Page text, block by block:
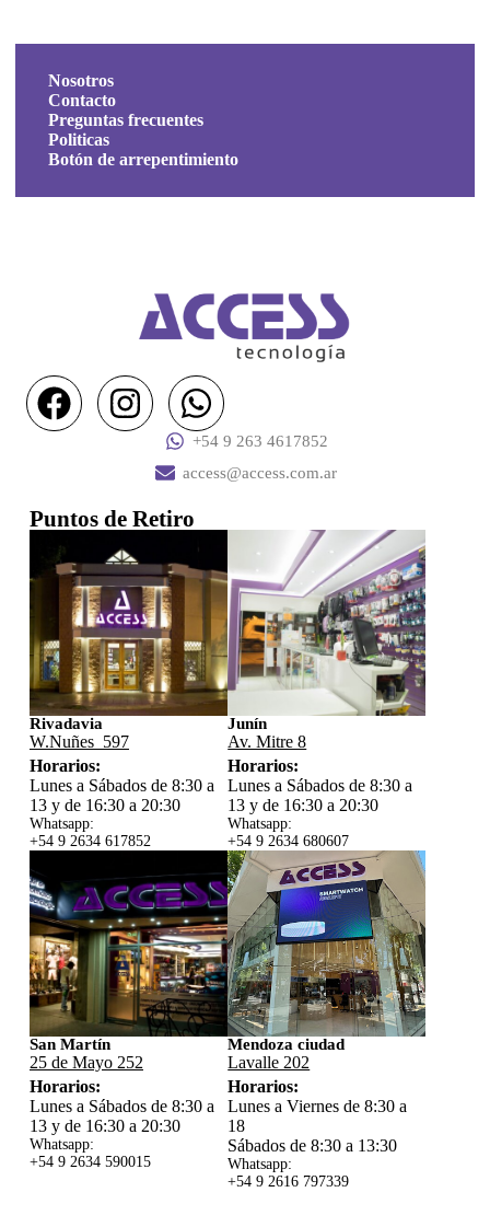
Nosotros
Contacto
Preguntas frecuentes
Politicas
Botón de arrepentimiento
+54 9 263 4617852
access@access.com.ar
Puntos de Retiro
Rivadavia
W.Nuñes 597
Horarios:
Lunes a Sábados de 8:30 a
13 y de 16:30 a 20:30
Whatsapp:
+54 9 2634 617852
Junín
Av. Mitre 8
Horarios:
Lunes a Sábados de 8:30 a
13 y de 16:30 a 20:30
Whatsapp:
+54 9 2634 680607
San Martín
25 de Mayo 252
Horarios:
Lunes a Sábados de 8:30 a
13 y de 16:30 a 20:30
Whatsapp:
+54 9 2634 590015
Mendoza ciudad
Lavalle 202
Horarios:
Lunes a Viernes de 8:30 a
18
Sábados de 8:30 a 13:30
Whatsapp:
+54 9 2616 797339